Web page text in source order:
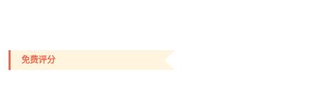
52
免费评分